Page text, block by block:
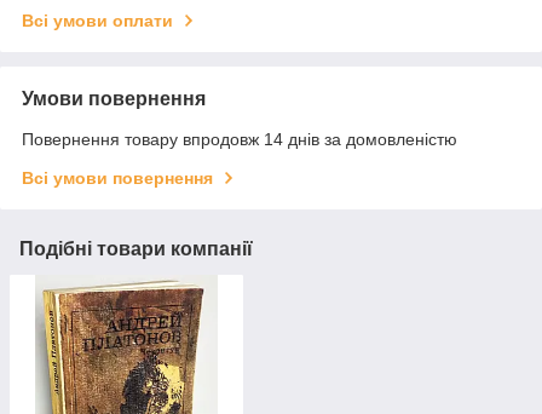
Всі умови оплати
Умови повернення
Повернення товару впродовж 14 днів за домовленістю
Всі умови повернення
Подібні товари компанії